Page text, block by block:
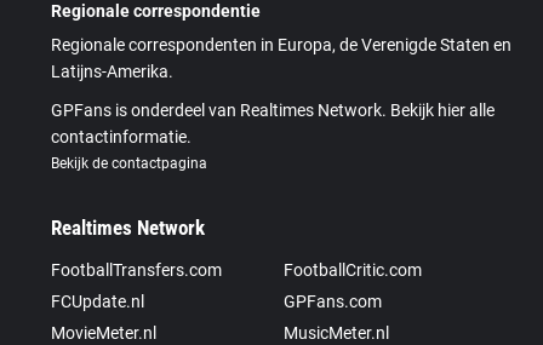
Regionale correspondentie
Regionale correspondenten in Europa, de Verenigde Staten en
Latijns-Amerika.
GPFans is onderdeel van Realtimes Network. Bekijk hier alle
contactinformatie.
Bekijk de contactpagina
Realtimes Network
FootballTransfers.com
FootballCritic.com
FCUpdate.nl
GPFans.com
MovieMeter.nl
MusicMeter.nl